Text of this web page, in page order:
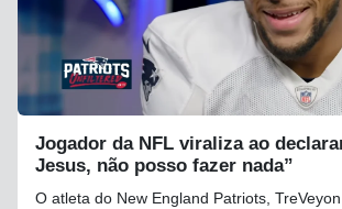
Jogador da NFL viraliza ao
Jesus, não posso fazer nada”
O atleta do New England Patriots,